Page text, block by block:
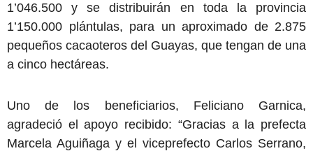
1’046.500 y se distribuirán en toda la provincia
1’150.000 plántulas, para un aproximado de 2.875
pequeños cacaoteros del Guayas, que tengan de una
a cinco hectáreas.
Uno de los beneficiarios, Feliciano Garnica,
agradeció el apoyo recibido: “Gracias a la prefecta
Marcela Aguiñaga y el viceprefecto Carlos Serrano,